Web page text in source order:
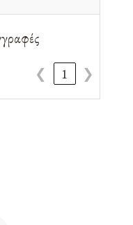
❮
1 ❯